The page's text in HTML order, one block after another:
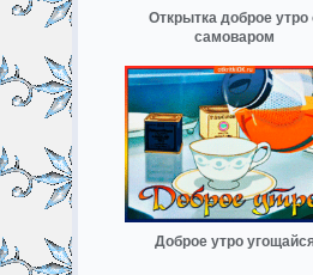
Открытка доброе утро
самоваром
Доброе утро